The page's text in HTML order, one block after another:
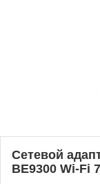
Сетевой
BE9300 Wi-Fi